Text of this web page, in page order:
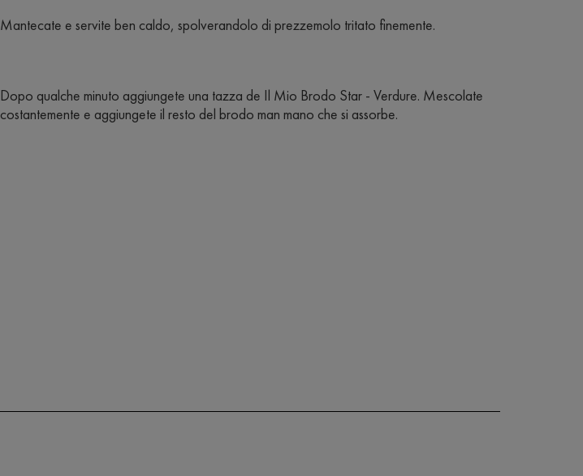
Mantecate e servite ben caldo, spolverandolo di prezzemolo tritato finemente.
Dopo qualche minuto aggiungete una tazza de Il Mio Brodo Star - Verdure. Mescolate
costantemente e aggiungete il resto del brodo man mano che si assorbe.